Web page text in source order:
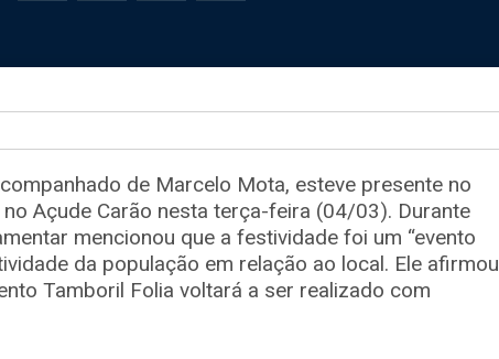
de Marcelo Mota, esteve presente no
Açude Carão nesta terça-feira (04/03). Durante
mencionou que a festividade foi um “evento
da população em relação ao local. Ele afirmou
Tamboril Folia voltará a ser realizado com